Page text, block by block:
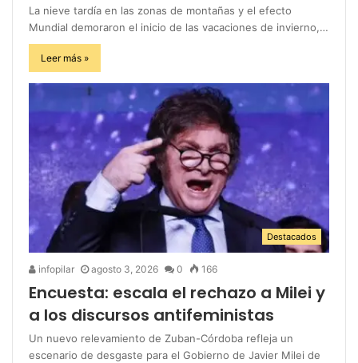
La nieve tardía en las zonas de montañas y el efecto
Mundial demoraron el inicio de las vacaciones de invierno,…
Leer más »
Destacados
infopilar agosto 3, 2026 0 166
Encuesta: escala el rechazo a Milei y
a los discursos antifeministas
Un nuevo relevamiento de Zuban-Córdoba refleja un
escenario de desgaste para el Gobierno de Javier Milei de